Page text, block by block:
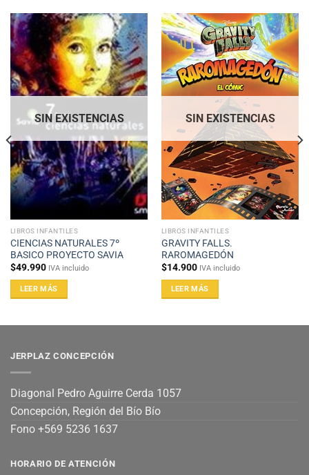
SIN EXISTENCIAS
LIBROS INFANTILES
CIENCIAS NATURALES 7º
BASICO PROYECTO SAVIA
$49.990 IVA incluido
LEER MÁS
SIN EXISTENCIAS
LIBROS INFANTILES
GRAVITY FALLS.
RAROMAGEDÓN
$14.900 IVA incluido
LEER MÁS
JERPLAZ CONCEPCIÓN
Diagonal Pedro Aguirre Cerda 1057
Concepción, Región del Bío Bío
Fono +569 5236 1637
HORARIO DE ATENCIÓN